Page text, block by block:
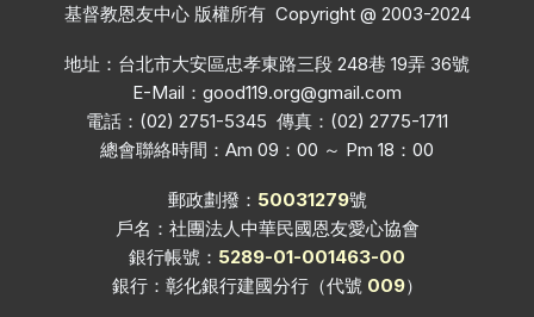
基督教恩友中心 版權所有 Copyright @ 2003-2024
地址：台北市大安區忠孝東路三段 248巷 19弄 36號
E-Mail： good119.org@gmail.com
電話：(02) 2751-5345 傳真：(02) 2775-1711
總會聯絡時間：Am 09：00 ～ Pm 18：00
郵政劃撥： 50031279號
戶名：社團法人中華民國恩友愛心協會
銀行帳號： 5289-01-001463-00
銀行：彰化銀行建國分行（代號 009）